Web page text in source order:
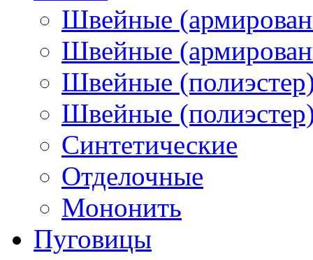
Швейные
Швейные
Швейные
Швейные
Синтетические
Отделочные
Мононить
Пуговицы